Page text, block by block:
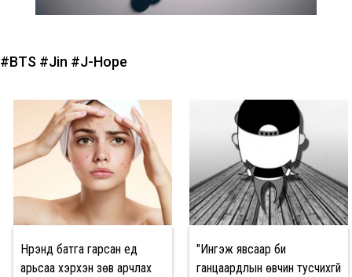
#BTS #Jin #J-Hope
Нүүрэнд батга гарсан үед
арьсаа хэрхэн зөв арчлах
"Ингэж явсаар би
ганцаардлын өвчин тусчихгүй